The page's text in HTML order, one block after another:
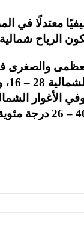
معتدلًا في